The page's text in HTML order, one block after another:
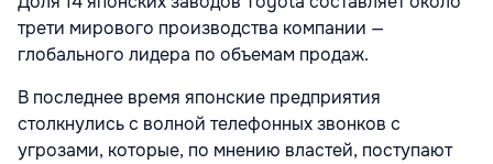
трети мирового производства компании —
глобального лидера по объемам продаж.
В последнее время японские предприятия
столкнулись с волной телефонных звонков с
угрозами, которые, по мнению властей, поступают